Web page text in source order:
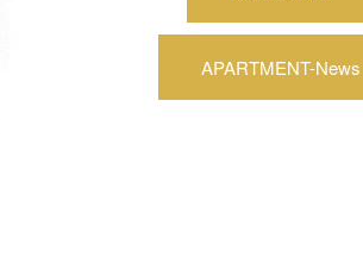
APARTMENT-News